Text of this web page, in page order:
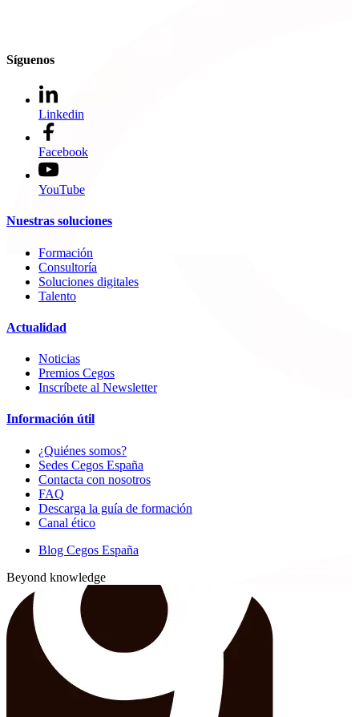
Síguenos
Linkedin
Facebook
YouTube
Nuestras soluciones
Formación
Consultoría
Soluciones digitales
Talento
Actualidad
Noticias
Premios Cegos
Inscríbete al Newsletter
Información útil
¿Quiénes somos?
Sedes Cegos España
Contacta con nosotros
FAQ
Descarga la guía de formación
Canal ético
Blog Cegos España
Beyond knowledge